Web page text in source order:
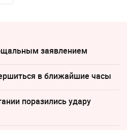
заявлением
в ближайшие часы
поразились удару